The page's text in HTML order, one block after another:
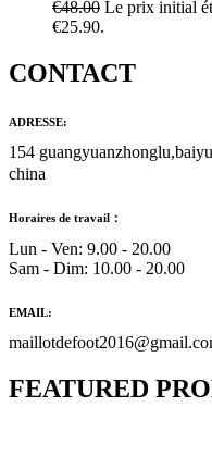
€48.00 Le prix initial
€25.90.
CONTACT
ADRESSE:
154
china
Horaires de travail：
Lun - Ven: 9.00 - 20.00
Sam - Dim: 10.00 - 20.00
EMAIL:
FEATURED